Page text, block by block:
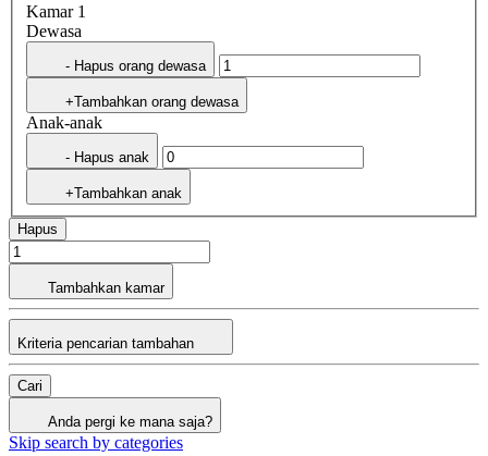
Kamar 1
Dewasa
- Hapus orang dewasa
+Tambahkan orang dewasa
Anak-anak
- Hapus anak
+Tambahkan anak
Hapus
Tambahkan kamar
Kriteria pencarian tambahan
Cari
Anda pergi ke mana saja?
Skip search by categories